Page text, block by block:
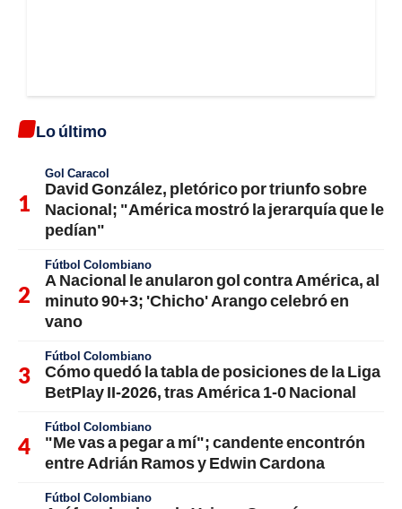
Lo último
Gol Caracol
David González, pletórico por triunfo sobre
Nacional; "América mostró la jerarquía que le
pedían"
Fútbol Colombiano
A Nacional le anularon gol contra América, al
minuto 90+3; 'Chicho' Arango celebró en
vano
Fútbol Colombiano
Cómo quedó la tabla de posiciones de la Liga
BetPlay II-2026, tras América 1-0 Nacional
Fútbol Colombiano
"Me vas a pegar a mí"; candente encontrón
entre Adrián Ramos y Edwin Cardona
Fútbol Colombiano